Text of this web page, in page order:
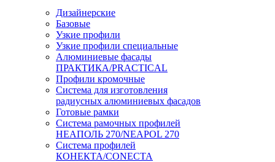
Дизайнерские
Базовые
Узкие профили
Узкие профили специальные
Алюминиевые фасады
ПРАКТИКА/PRACTICAL
Профили кромочные
Система для изготовления
радиусных алюминиевых фасадов
Готовые рамки
Система рамочных профилей
НЕАПОЛЬ 270/NEAPOL 270
Система профилей
КОНЕКТА/CONECTA